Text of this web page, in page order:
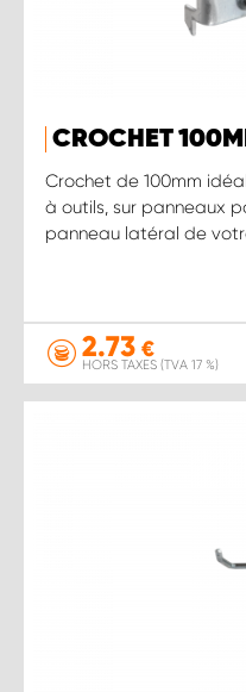
CROCHET
Crochet de 100mm
à outils, sur panneaux
panneau latéral de
2.73 €
HORS TAXES (TVA 17 %)